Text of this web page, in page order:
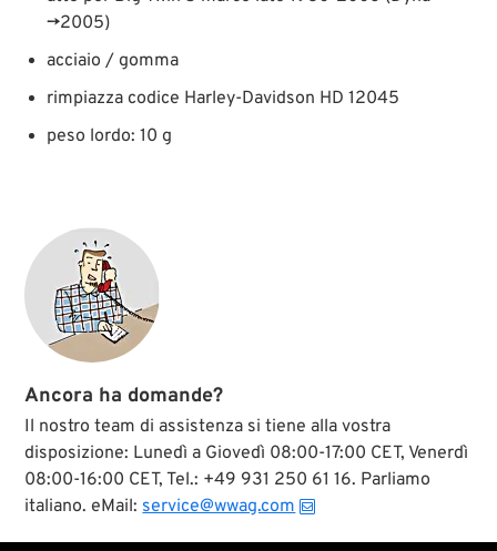
→2005)
acciaio / gomma
rimpiazza codice Harley-Davidson HD 12045
peso lordo: 10 g
Ancora ha domande?
Il nostro team di assistenza si tiene alla vostra
disposizione: Lunedì a Giovedì 08:00-17:00 CET, Venerdì
08:00-16:00 CET, Tel.: +49 931 250 61 16. Parliamo
italiano. eMail: service@wwag.com